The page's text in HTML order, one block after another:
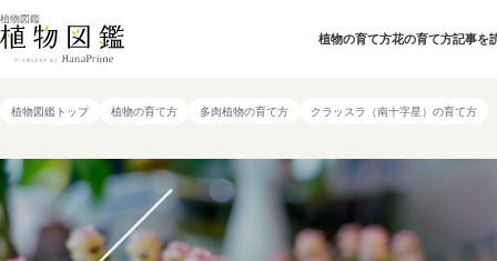
植物図鑑
植物の育て方花の育て方記事を
植物図鑑トップ 植物の育て方 多肉植物の育て方 クラッスラ（南十字星）の育て方